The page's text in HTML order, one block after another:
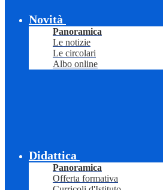
Novità
Panoramica
Le notizie
Le circolari
Albo online
Didattica
Panoramica
Offerta formativa